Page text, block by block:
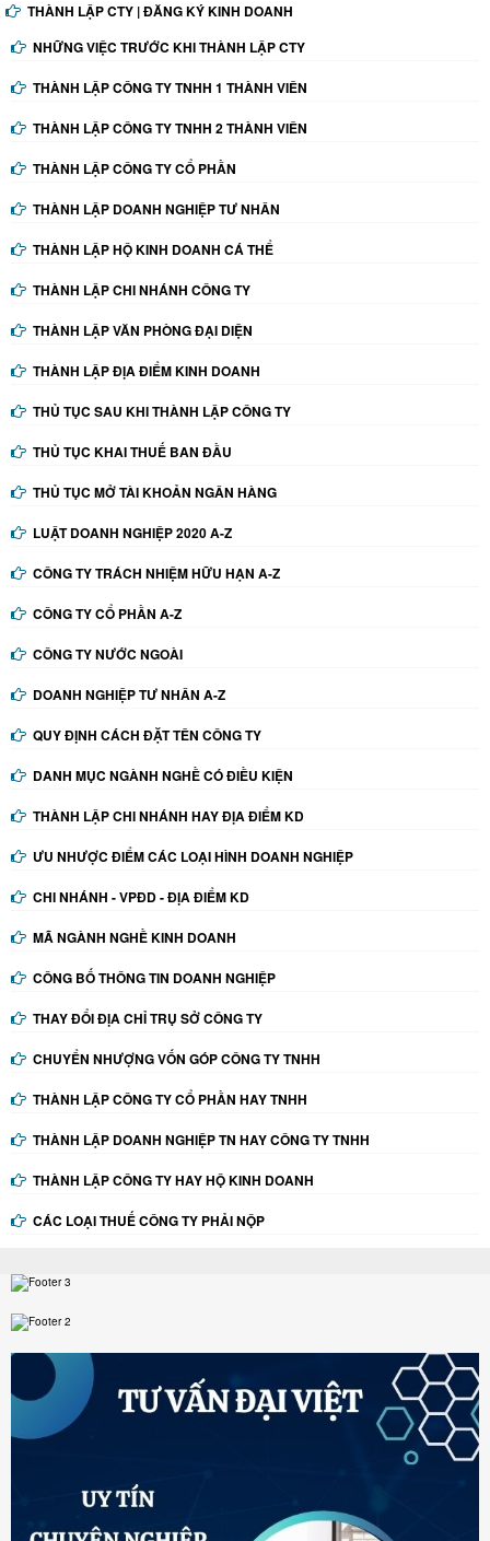
THÀNH LẬP CTY | ĐĂNG KÝ KINH DOANH
NHỮNG VIỆC TRƯỚC KHI THÀNH LẬP CTY
THÀNH LẬP CÔNG TY TNHH 1 THÀNH VIÊN
THÀNH LẬP CÔNG TY TNHH 2 THÀNH VIÊN
THÀNH LẬP CÔNG TY CỔ PHẦN
THÀNH LẬP DOANH NGHIỆP TƯ NHÂN
THÀNH LẬP HỘ KINH DOANH CÁ THỂ
THÀNH LẬP CHI NHÁNH CÔNG TY
THÀNH LẬP VĂN PHÒNG ĐẠI DIỆN
THÀNH LẬP ĐỊA ĐIỂM KINH DOANH
THỦ TỤC SAU KHI THÀNH LẬP CÔNG TY
THỦ TỤC KHAI THUẾ BAN ĐẦU
THỦ TỤC MỞ TÀI KHOẢN NGÂN HÀNG
LUẬT DOANH NGHIỆP 2020 A-Z
CÔNG TY TRÁCH NHIỆM HỮU HẠN A-Z
CÔNG TY CỔ PHẦN A-Z
CÔNG TY NƯỚC NGOÀI
DOANH NGHIỆP TƯ NHÂN A-Z
QUY ĐỊNH CÁCH ĐẶT TÊN CÔNG TY
DANH MỤC NGÀNH NGHỀ CÓ ĐIỀU KIỆN
THÀNH LẬP CHI NHÁNH HAY ĐỊA ĐIỂM KD
ƯU NHƯỢC ĐIỂM CÁC LOẠI HÌNH DOANH NGHIỆP
CHI NHÁNH - VPĐD - ĐỊA ĐIỂM KD
MÃ NGÀNH NGHỀ KINH DOANH
CÔNG BỐ THÔNG TIN DOANH NGHIỆP
THAY ĐỔI ĐỊA CHỈ TRỤ SỞ CÔNG TY
CHUYỂN NHƯỢNG VỐN GÓP CÔNG TY TNHH
THÀNH LẬP CÔNG TY CỔ PHẦN HAY TNHH
THÀNH LẬP DOANH NGHIỆP TN HAY CÔNG TY TNHH
THÀNH LẬP CÔNG TY HAY HỘ KINH DOANH
CÁC LOẠI THUẾ CÔNG TY PHẢI NỘP